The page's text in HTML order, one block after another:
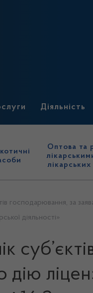
Діяльність
Оптова та
господарювання, за
діяльності»